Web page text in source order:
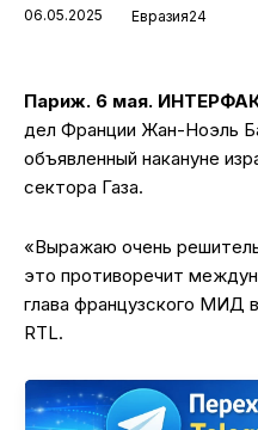
06.05.2025 Евразия24
Париж. 6 мая.
дел Франции Жан-Ноэль
объявленный накануне
сектора Газа.
«Выражаю очень
это противоречит
глава французского МИД
RTL.